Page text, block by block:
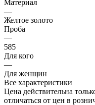
Материал
—
Желтое золото
Проба
—
585
Для кого
—
Для женщин
Все характеристики
Цена действительна
отличаться от цен в